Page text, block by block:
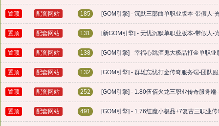
置顶 配套网站 185 [GOM引擎] - 沉默三部曲单职业版本-带假人-
置顶 配套网站 131 [新GOM引擎] - 无忧沉默单职业版本-带假人-
置顶 配套网站 138 [GOM引擎] - 幸福心跳酒鬼大极品打金单职
置顶 配套网站 132 [GOM引擎] - 群雄忘忧打金传奇服务端-团队
置顶 配套网站 252 [GOM引擎] - 1.80伍佰火龙三职业传奇服务
置顶 配套网站 491 [GOM引擎] - 1.76红魔小极品+7复古三职业